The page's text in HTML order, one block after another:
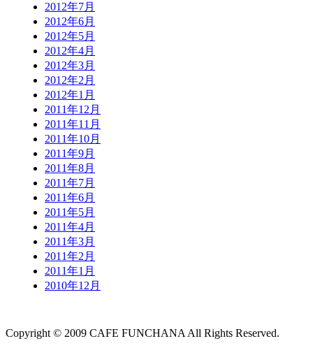
2012年7月
2012年6月
2012年5月
2012年4月
2012年3月
2012年2月
2012年1月
2011年12月
2011年11月
2011年10月
2011年9月
2011年8月
2011年7月
2011年6月
2011年5月
2011年4月
2011年3月
2011年2月
2011年1月
2010年12月
Copyright © 2009 CAFE FUNCHANA All Rights Reserved.